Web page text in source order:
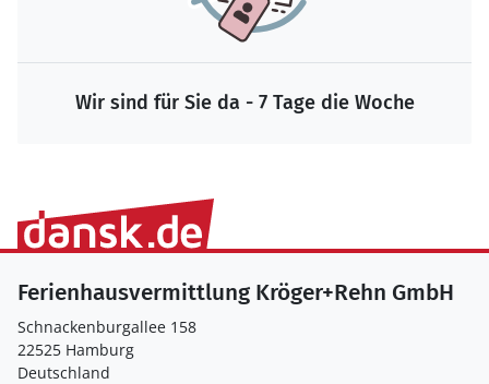
Wir sind für Sie da - 7 Tage die Woche
Ferienhausvermittlung Kröger+Rehn GmbH
Schnackenburgallee 158
22525 Hamburg
Deutschland